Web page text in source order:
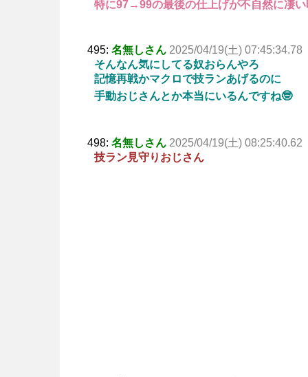
特に97→99の最後の仕上げが不自然に凄い
495: 名無しさん 2025/04/19(土) 07:45:34.78
そんなん気にしてる奴おらんやろ
記憶再戦かマクロで技ランあげるのに
手動おじさんとか本当にいるんですね🤓
498: 名無しさん 2025/04/19(土) 08:25:40.62
技ラン見守りおじさん